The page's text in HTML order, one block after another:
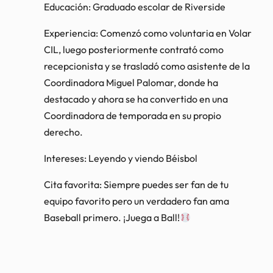
Educación: Graduado escolar de Riverside
Experiencia: Comenzó como voluntaria en Volar
CIL, luego posteriormente contrató como
recepcionista y se trasladó como asistente de la
Coordinadora Miguel Palomar, donde ha
destacado y ahora se ha convertido en una
Coordinadora de temporada en su propio
derecho.
Intereses: Leyendo y viendo Béisbol
Cita favorita: Siempre puedes ser fan de tu
equipo favorito pero un verdadero fan ama
Baseball primero. ¡Juega a Ball!